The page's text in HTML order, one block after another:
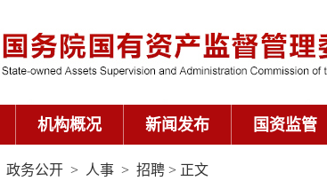
机构概况 新闻发布 国资监管
政务公开 > 人事 > 招聘 > 正文